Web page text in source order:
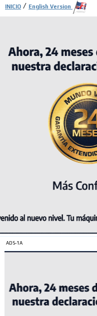
ADS-1A
INICIO / English Version
ADS-3A